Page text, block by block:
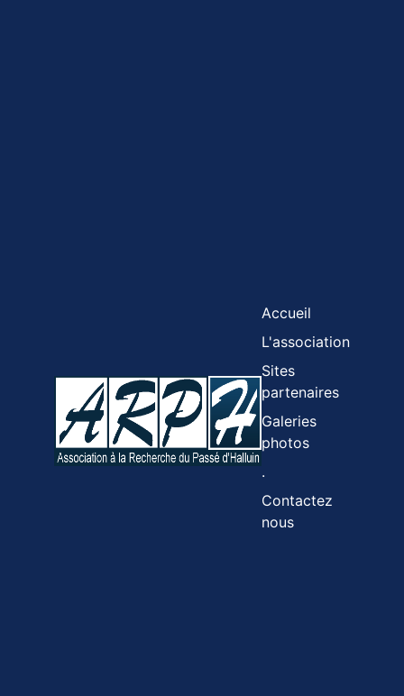
Accueil
L'association
Sites
partenaires
Galeries
photos
.
Contactez
nous